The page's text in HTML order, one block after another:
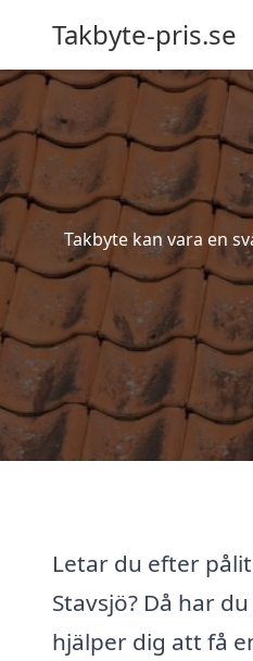
Takbyte-pris.se
Takbyte kan vara en
Letar du efter
Stavsjö? Då har
hjälper dig att få